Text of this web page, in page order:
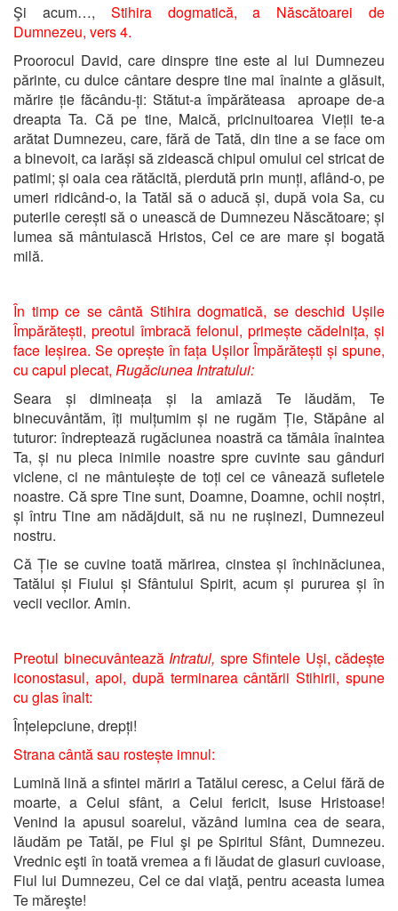
Şi acum…, Stihira dogmatică,
a Născătoarei de
Dumnezeu, vers 4.
Proorocul David, care dinspre tine este al lui Dumnezeu
părinte, cu dulce cântare despre tine mai înainte a glăsuit,
mărire ție făcându-ți: Stătut-a împărăteasa aproape de-a
dreapta Ta. Că pe tine, Maică, pricinuitoarea Vieții te-a
arătat Dumnezeu, care, fără de Tată, din tine a se face om
a binevoit, ca iarăși să zidească chipul omului cel stricat de
patimi; și oaia cea rătăcită, pierdută prin munți, aflând-o, pe
umeri ridicând-o, la Tatăl să o aducă și, după voia Sa, cu
puterile cerești să o unească de Dumnezeu Născătoare; și
lumea să mântuiască Hristos, Cel ce are mare și bogată
milă.
În timp ce se cântă Stihira dogmatică, se deschid Ușile
Împărătești, preotul îmbracă felonul, primește cădelnița, și
face Ieșirea. Se oprește în fața Ușilor Împărătești și spune,
cu capul plecat, Rugăciunea Intratului:
Seara și dimineața și la amiază Te lăudăm, Te
binecuvântăm, îți mulțumim și ne rugăm Ție, Stăpâne al
tuturor: îndreptează rugăciunea noastră ca tămâia înaintea
Ta, și nu pleca inimile noastre spre cuvinte sau gânduri
viclene, ci ne mântuiește de toți cei ce vânează sufletele
noastre. Că spre Tine sunt, Doamne, Doamne, ochii noștri,
și întru Tine am nădăjduit, să nu ne rușinezi, Dumnezeul
nostru.
Că Ție se cuvine toată mărirea, cinstea și închinăciunea,
Tatălui și Fiului și Sfântului Spirit, acum și pururea și în
vecii vecilor. Amin.
Preotul binecuvântează Intratul, spre Sfintele Uși, cădește
iconostasul, apoi, după terminarea cântării Stihirii, spune
cu glas înalt:
Înțelepciune, drepți!
Strana cântă sau rostește imnul:
Lumină lină a sfintei măriri a Tatălui ceresc, a Celui fără de
moarte, a Celui sfânt, a Celui fericit, Isuse Hristoase!
Venind la apusul soarelui, văzând lumina cea de seara,
lăudăm pe Tatăl, pe Fiul şi pe Spiritul Sfânt, Dumnezeu.
Vrednic eşti în toată vremea a fi lăudat de glasuri cuvioase,
Fiul lui Dumnezeu, Cel ce dai viaţă, pentru aceasta lumea
Te măreşte!